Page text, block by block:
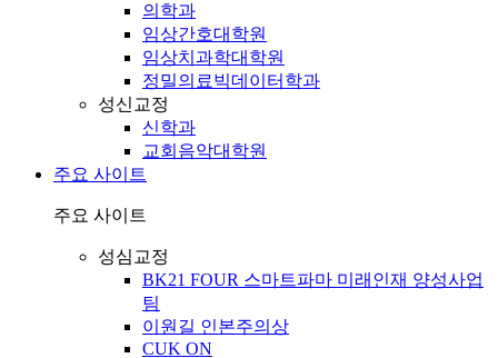
의학과
임상간호대학원
임상치과학대학원
정밀의료빅데이터학과
성신교정
신학과
교회음악대학원
주요 사이트
주요 사이트
성심교정
BK21 FOUR 스마트파마 미래인재 양성사업
팀
이원길 인본주의상
CUK ON